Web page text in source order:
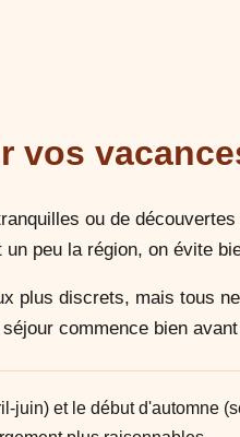
vos
ou de
peu la région, on évite
plus discrets, mais tous
commence bien
juin) et le début d'automne